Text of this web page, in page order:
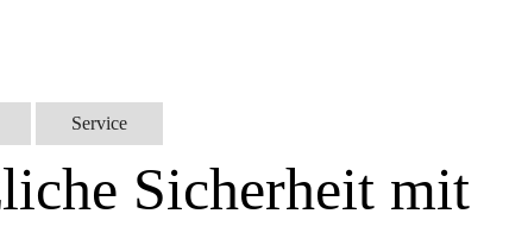
Service
Sicherheit mit